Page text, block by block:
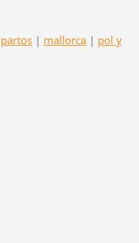
partos | mallorca | pol y